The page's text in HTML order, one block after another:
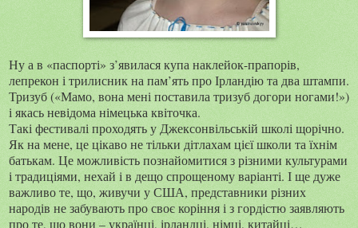
Ну а в «паспорті» з’явилася купа наклейок-прапорів,
лепрекон і трилисник на пам’ять про Ірландію та два штампи.
Тризуб («Мамо, вона мені поставила тризуб догори ногами!»)
і якась невідома німецька квіточка.
Такі фестивалі проходять у Джексонвільській школі щорічно.
Як на мене, це цікаво не тільки дітлахам цієї школи та їхнім
батькам. Це можливість познайомитися з різними культурами
і традиціями, нехай і в дещо спрощеному варіанті. І ще дуже
важливо те, що, живучи у США, представники різних
народів не забувають про своє коріння і з гордістю заявляють
про те, що вони – українці, ірландці, німці, китайці…